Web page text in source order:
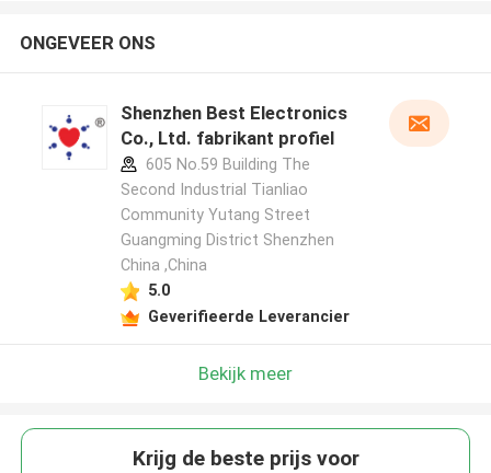
ONGEVEER ONS
Shenzhen Best Electronics
Co., Ltd. fabrikant profiel
605 No.59 Building The
Second Industrial Tianliao
Community Yutang Street
Guangming District Shenzhen
China ,China
5.0
Geverifieerde Leverancier
Bekijk meer
Krijg de beste prijs voor